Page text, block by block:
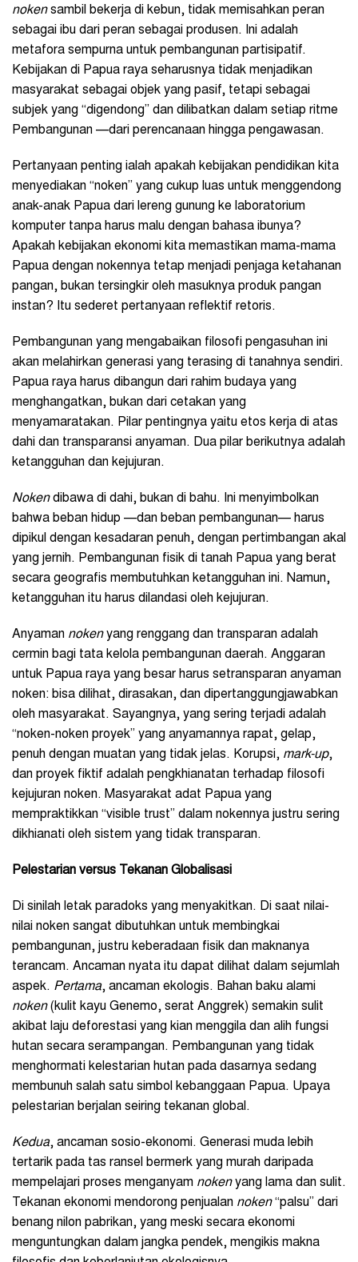
nokensambil bekerja di kebun, tidak memisahkan peran
sebagai ibu dari peran sebagai produsen. Ini adalah
metafora sempurna untuk pembangunan partisipatif.
Kebijakan di Papua raya seharusnya tidak menjadikan
masyarakat sebagai objek yang pasif, tetapi sebagai
subjek yang “digendong” dan dilibatkan dalam setiap ritme
Pembangunan —dari perencanaan hingga pengawasan.
Pertanyaan penting ialah apakah kebijakan pendidikan kita
menyediakan “noken” yang cukup luas untuk menggendong
anak-anak Papua dari lereng gunung ke laboratorium
komputer tanpa harus malu dengan bahasa ibunya?
Apakah kebijakan ekonomi kita memastikan mama-mama
Papua dengan nokennya tetap menjadi penjaga ketahanan
pangan, bukan tersingkir oleh masuknya produk pangan
instan? Itu sederet pertanyaan reflektif retoris.
Pembangunan yang mengabaikan filosofi pengasuhan ini
akan melahirkan generasi yang terasing di tanahnya sendiri.
Papua raya harus dibangun dari rahim budaya yang
menghangatkan, bukan dari cetakan yang
menyamaratakan. Pilar pentingnya yaitu etos kerja di atas
dahi dan transparansi anyaman. Dua pilar berikutnya adalah
ketangguhan dan kejujuran.
Nokendibawa di dahi, bukan di bahu. Ini menyimbolkan
bahwa beban hidup —dan beban pembangunan— harus
dipikul dengan kesadaran penuh, dengan pertimbangan akal
yang jernih. Pembangunan fisik di tanah Papua yang berat
secara geografis membutuhkan ketangguhan ini. Namun,
ketangguhan itu harus dilandasi oleh kejujuran.
Anyaman nokenyang renggang dan transparan adalah
cermin bagi tata kelola pembangunan daerah. Anggaran
untuk Papua raya yang besar harus setransparan anyaman
noken: bisa dilihat, dirasakan, dan dipertanggungjawabkan
oleh masyarakat. Sayangnya, yang sering terjadi adalah
“noken-noken proyek” yang anyamannya rapat, gelap,
penuh dengan muatan yang tidak jelas. Korupsi, mark-up,
dan proyek fiktif adalah pengkhianatan terhadap filosofi
kejujuran noken. Masyarakat adat Papua yang
mempraktikkan “visible trust” dalam nokennya justru sering
dikhianati oleh sistem yang tidak transparan.
Pelestarian versus Tekanan Globalisasi
Di sinilah letak paradoks yang menyakitkan. Di saat nilai-
nilai noken sangat dibutuhkan untuk membingkai
pembangunan, justru keberadaan fisik dan maknanya
terancam. Ancaman nyata itu dapat dilihat dalam sejumlah
aspek. Pertama, ancaman ekologis. Bahan baku alami
noken(kulit kayu Genemo, serat Anggrek) semakin sulit
akibat laju deforestasi yang kian menggila dan alih fungsi
hutan secara serampangan. Pembangunan yang tidak
menghormati kelestarian hutan pada dasarnya sedang
membunuh salah satu simbol kebanggaan Papua. Upaya
pelestarian berjalan seiring tekanan global.
Kedua, ancaman sosio-ekonomi. Generasi muda lebih
tertarik pada tas ransel bermerk yang murah daripada
mempelajari proses menganyam nokenyang lama dan sulit.
Tekanan ekonomi mendorong penjualan noken“palsu” dari
benang nilon pabrikan, yang meski secara ekonomi
menguntungkan dalam jangka pendek, mengikis makna